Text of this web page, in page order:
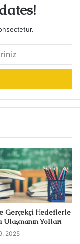
Gerçekçi Hedeflerle
Ulaşmanın Yolları
2025